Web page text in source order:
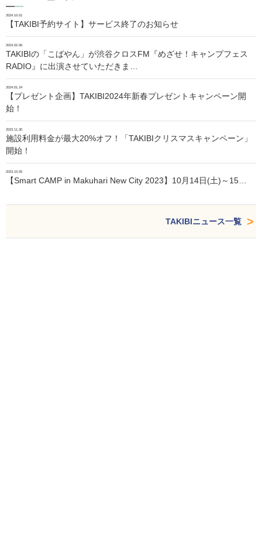
2024.10.01
【TAKIBI予約サイト】サービス終了のお知らせ
2024.02.06
TAKIBIの「こばやん」が渋谷クロスFM『めざせ！キャンプフェス
RADIO』に出演させていただきま…
2024.01.24
【プレゼント企画】TAKIBI2024年新春プレゼントキャンペーン開
始！
2023.11.30
施設利用料金が最大20%オフ！「TAKIBIクリスマスキャンペーン」
開始！
2023.10.05
【Smart CAMP in Makuhari New City 2023】10月14日(土)～15…
TAKIBIニュース一覧